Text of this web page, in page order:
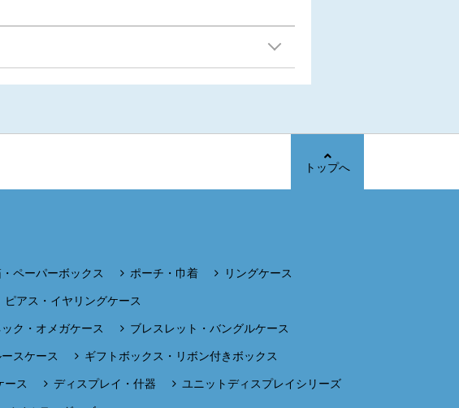
トップへ
ペーパーボックス ポーチ・巾着 リングケース
ピアス・イヤリングケース
ク・オメガケース ブレスレット・バングルケース
スケース ギフトボックス・リボン付きボックス
ース ディスプレイ・什器 ユニットディスプレイシリーズ